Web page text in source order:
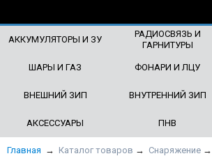
АККУМУЛЯТОРЫ И ЗУ
РАДИОСВЯЗЬ И
ГАРНИТУРЫ
ШАРЫ И ГАЗ ФОНАРИ И ЛЦУ
ВНЕШНИЙ ЗИП ВНУТРЕННИЙ ЗИП
АКСЕССУАРЫ ПНВ
Главная → Каталог товаров → Снаряжение→